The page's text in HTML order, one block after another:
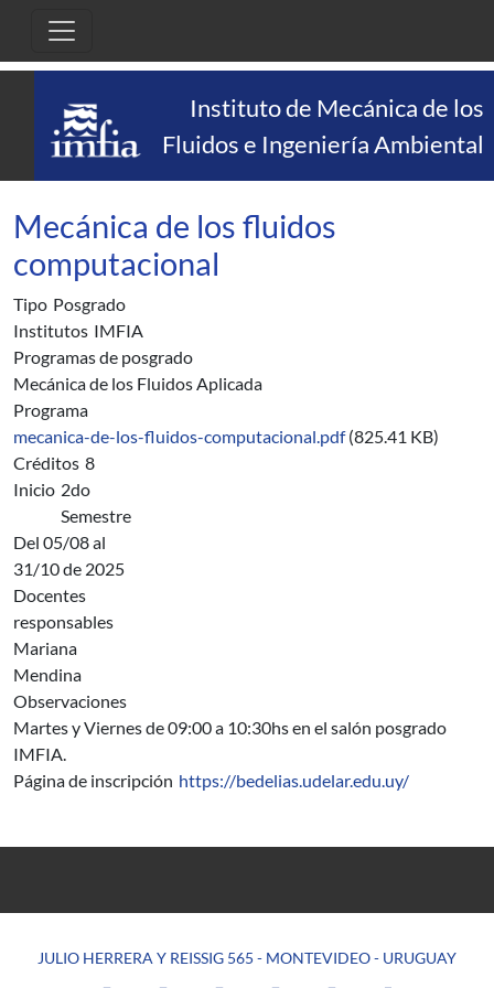
Instituto de Mecánica de los
Fluidos e Ingeniería Ambiental
Mecánica de los fluidos
computacional
Tipo Posgrado
Institutos IMFIA
Programas de posgrado
Mecánica de los Fluidos Aplicada
Programa
mecanica-de-los-fluidos-computacional.pdf (825.41 KB)
Créditos 8
Inicio 2do
Semestre
Del 05/08 al
31/10 de 2025
Docentes
responsables
Mariana
Mendina
Observaciones
Martes y Viernes de 09:00 a 10:30hs en el salón posgrado
IMFIA.
Página de inscripción https://bedelias.udelar.edu.uy/
JULIO HERRERA Y REISSIG 565 - MONTEVIDEO - URUGUAY